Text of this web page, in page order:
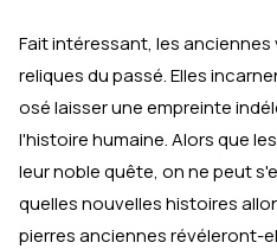
Fait intéressant, les
reliques du passé. Elles
osé laisser une empreinte
l'histoire humaine. Alors que
leur noble quête, on ne peut
quelles nouvelles histoires
pierres anciennes révéleront-